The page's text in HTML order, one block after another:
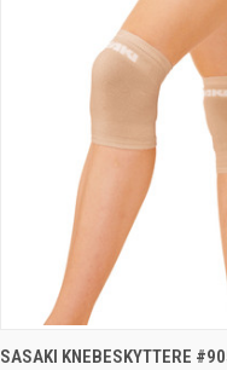
QUICK VIEW
SASAKI KNEBESKYTTERE